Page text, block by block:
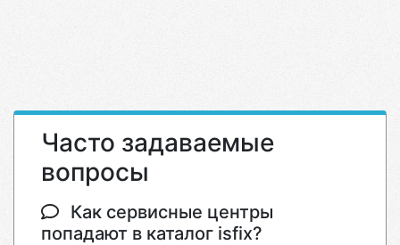
Часто задаваемые
вопросы
Как сервисные центры
попадают в каталог isfix?